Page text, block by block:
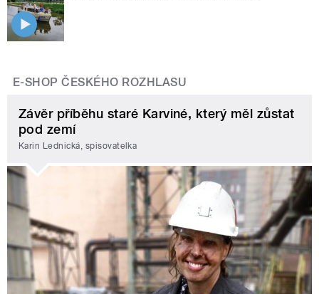
E-SHOP ČESKÉHO ROZHLASU
Závěr příběhu staré Karviné, který měl zůstat
pod zemí
Karin Lednická, spisovatelka